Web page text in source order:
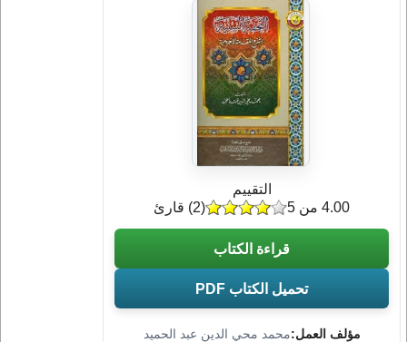
مؤلف العمل:محمد محي الدين عبد الحميد
التقييم
(
2) قارئ 4.00 من 5
قراءة الكتاب
تحميل الكتاب PDF